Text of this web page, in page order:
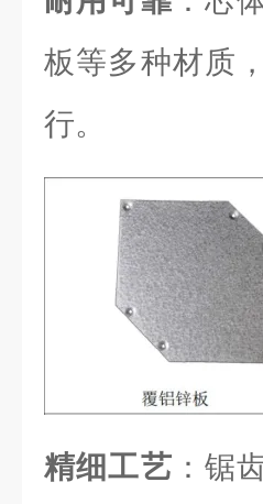
板等多种材质
行。
精细工艺 ：锯